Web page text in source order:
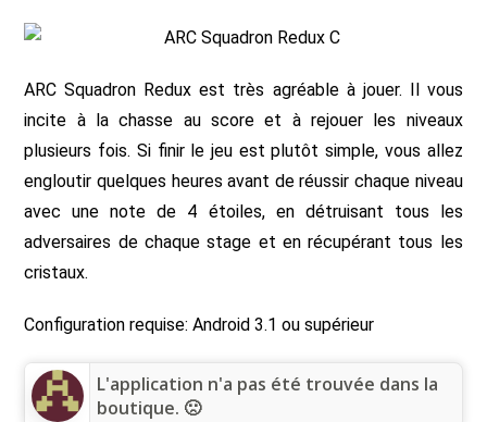
ARC Squadron Redux est très agréable à jouer. Il vous
incite à la chasse au score et à rejouer les niveaux
plusieurs fois. Si finir le jeu est plutôt simple, vous allez
engloutir quelques heures avant de réussir chaque niveau
avec une note de 4 étoiles, en détruisant tous les
adversaires de chaque stage et en récupérant tous les
cristaux.
Configuration requise: Android 3.1 ou supérieur
L'application n'a pas été trouvée dans la
boutique. 🙁